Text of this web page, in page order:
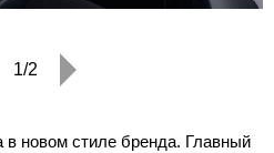
1/2
новом стиле бренда. Главный